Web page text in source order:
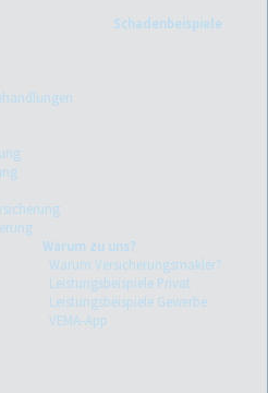
Schadenbeispiele
Warum zu uns?
Warum Versicherungsmakler?
Leistungsbeispiele Privat
Leistungsbeispiele Gewerbe
VEMA-App